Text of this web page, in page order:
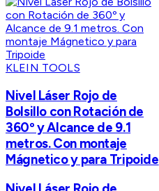
KLEIN TOOLS
Nivel Láser Rojo de
Bolsillo con Rotación de
360º y Alcance de 9.1
metros. Con montaje
Mágnetico y para Tripoide